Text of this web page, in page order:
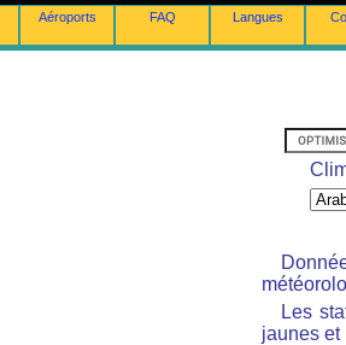
Aéroports FAQ Langues
Les
jaunes et